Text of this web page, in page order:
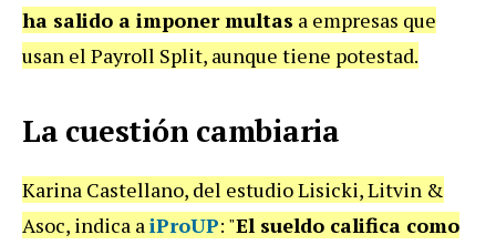
ha salido a imponer multas a empresas que
usan el Payroll Split, aunque tiene potestad.
La cuestión cambiaria
Karina Castellano, del estudio Lisicki, Litvin &
Asoc, indica aiProUP: "El sueldo califica como